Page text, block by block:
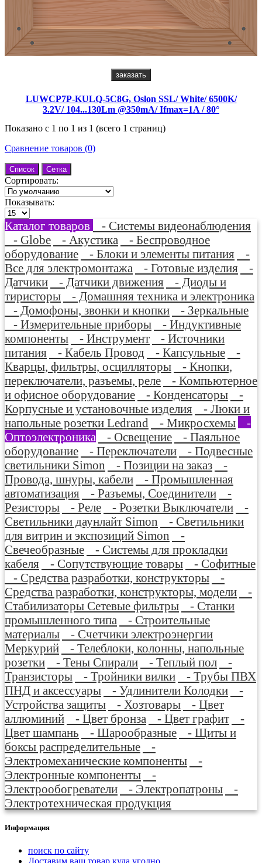
заказать
LUWCP7P-KULQ-5C8G, Oslon SSL/ White/ 6500K/
3.2V/ 104...130Lm @350mA/ Ifmax=1A / 80°
Показано с 1 по 1 из 1 (всего 1 страниц)
Сравнение товаров (0)
Список Сетка
Сортировать:
Показывать:
Каталог товаров
- Системы видеонаблюдения
- Globe
- Акустика
- Беспроводное
оборудование
- Блоки и элементы питания
-
Все для электромонтажа
- Готовые изделия
-
Датчики
- Датчики движения
- Диоды и
тиристоры
- Домашняя техника и электроника
- Домофоны, звонки и кнопки
- Зеркальные
- Измерительные приборы
- Индуктивные
компоненты
- Инструмент
- Источники
питания
- Кабель Провод - Капсульные
-
Кварцы, фильтры, осцилляторы
- Кнопки,
переключатели, разъемы, реле
- Компьютерное
и офисное оборудование
- Конденсаторы
-
Корпусные и установочные изделия
- Люки и
напольные розетки Ledrand
- Микросхемы
-
Оптоэлектроника
- Освещение
- Паяльное
оборудование
- Переключатели
- Подвесные
светильники Simon
- Позиции на заказ
-
Провода, шнуры, кабели
- Промышленная
автоматизация
- Разъемы, Соединители
-
Резисторы
- Реле - Розетки Выключатели
-
Светильники даунлайт Simon
- Светильники
для витрин и экспозиций Simon
-
Свечеобразные
- Системы для прокладки
кабеля
- Сопутствующие товары
- Софитные
- Средства разработки, конструкторы
-
Средства разработки, конструкторы, модели
-
Стабилизаторы Сетевые фильтры
- Станки
промышленного типа
- Строительные
материалы
- Счетчики электроэнергии
Меркурий
- Телеблоки, колонны, напольные
розетки
- Тены Спирали - Теплый пол
-
Транзисторы
- Тройники вилки
- Трубы ПВХ
ПНД и аксессуары
- Удлинители Колодки
-
Устройства защиты
- Хозтовары
- Цвет
аллюминий
- Цвет бронза - Цвет графит
-
Цвет шампань
- Шарообразные
- Щиты и
боксы распределительные
-
Электромеханические компоненты
-
Электронные компоненты
-
Электрообогреватели
- Электропатроны
-
Электротехническая продукция
Информация
поиск по сайту
Доставим ваш товар куда угодно